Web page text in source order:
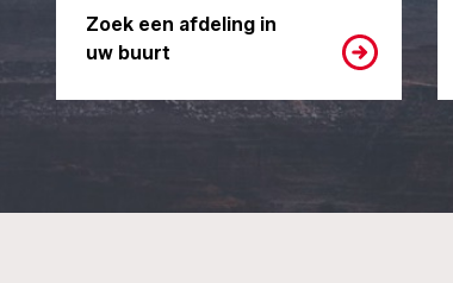
Zoek een afdeling in
uw buurt